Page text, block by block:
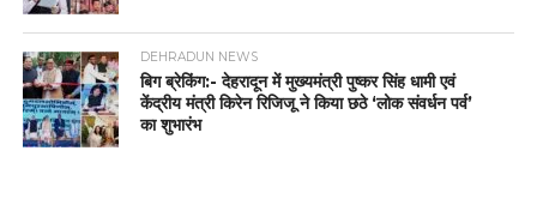
DEHRADUN NEWS
बिग ब्रेकिंग:- देहरादून में मुख्यमंत्री पुष्कर सिंह धामी एवं
केंद्रीय मंत्री किरेन रिजिजू ने किया छठे ‘लोक संवर्धन पर्व’
का शुभारंभ